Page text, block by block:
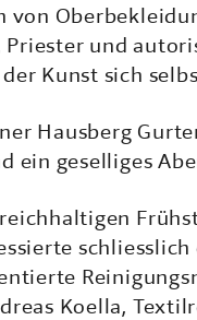
von
Priester und
Kunst sich
Hausberg
ein geselliges
Koella,